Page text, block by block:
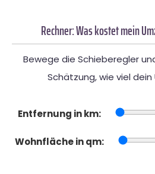
Rechner: Was kostet mein
Bewege die Schieberegler
Schätzung, wie viel
Entfernung in km:
Wohnfläche in qm: